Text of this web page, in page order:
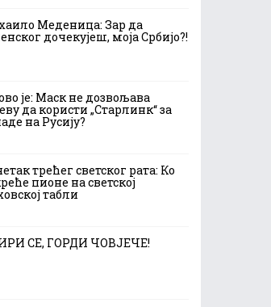
Меденица: Зар да
дочекујеш, моја Србијо?!
је: Маск не дозвољава
да користи „Старлинк“ за
на Русију?
трећег светског рата: Ко
пионе на светској
табли
СЕ, ГОРДИ ЧОВЈЕЧЕ!